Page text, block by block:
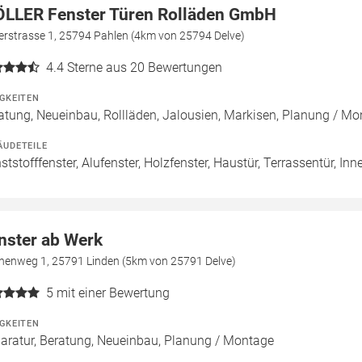
Fenster Türen Rolläden GmbH
1, 25794 Pahlen (4km von 25794 Delve)
4.4 Sterne aus 20 Bewertungen
Neueinbau, Rollläden, Jalousien, Markisen, Planung /
Alufenster, Holzfenster, Haustür, Terrassentür,
ab Werk
1, 25791 Linden (5km von 25791 Delve)
5 mit einer Bewertung
Beratung, Neueinbau, Planung / Montage